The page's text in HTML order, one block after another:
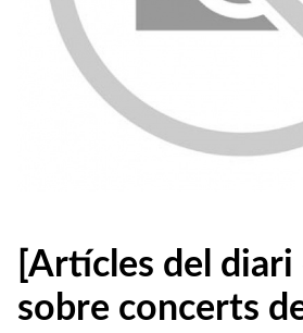
[Artícles del diari
sobre concerts